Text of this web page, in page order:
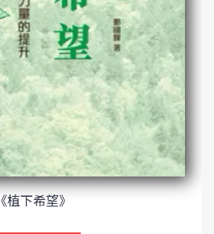
《植下希望》